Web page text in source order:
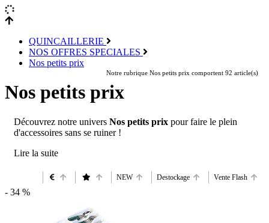
QUINCAILLERIE
NOS OFFRES SPECIALES
Nos petits prix
Nos petits prix
Notre rubrique Nos petits prix comportent 92 article(s)
Découvrez notre univers Nos petits prix pour faire le plein
d'accessoires sans se ruiner !
NEW Destockage Vente Flash
- 34 %